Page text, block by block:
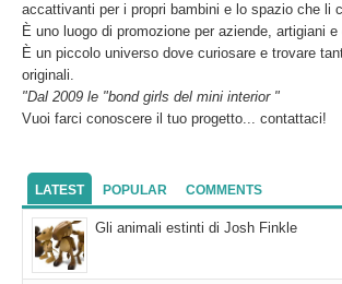
accattivanti per i propri bambini e lo spazio che li
È uno luogo di promozione per aziende, artigiani
È un piccolo universo dove curiosare e trovare
originali.
"Dal 2009 le "bond girls del mini interior "
Vuoi farci conoscere il tuo progetto... contattaci!
LATEST POPULAR COMMENTS
Gli animali estinti di Josh Finkle